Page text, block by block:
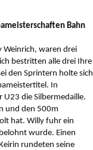
Bahn
Weinrich, waren drei
bestritten alle drei Ihre
den Sprintern holte sich
In
U23 die Silbermedaille.
und den 500m
hat. Willy fuhr ein
wurde. Einen
rundeten seine